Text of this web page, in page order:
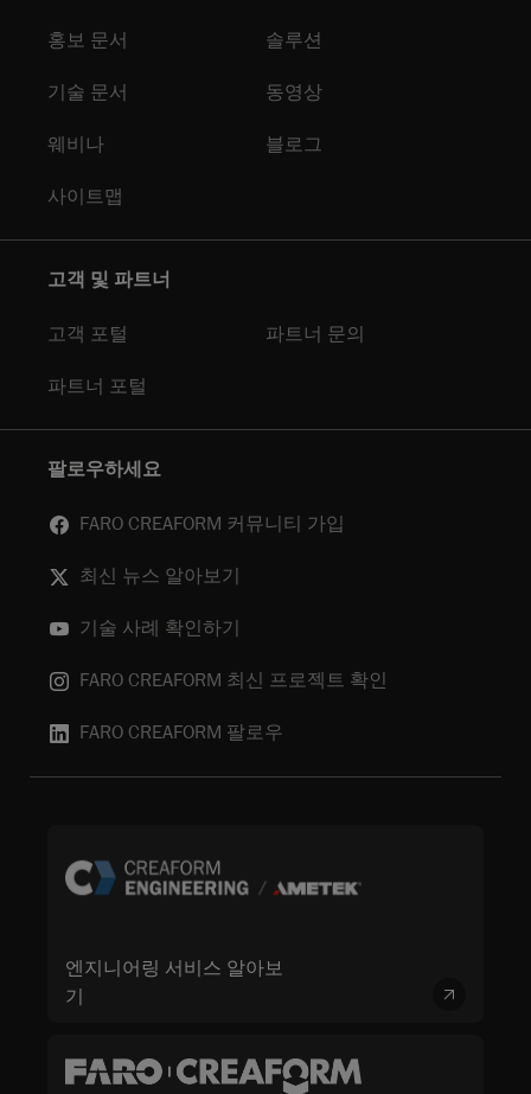
홍보 문서 솔루션
기술 문서 동영상
웨비나 블로그
사이트맵
고객 및 파트너
고객 포털 파트너 문의
파트너 포털
팔로우하세요
FARO CREAFORM 커뮤니티 가입
최신 뉴스 알아보기
기술 사례 확인하기
FARO CREAFORM 최신 프로젝트 확인
FARO CREAFORM 팔로우
엔지니어링 서비스 알아보
기